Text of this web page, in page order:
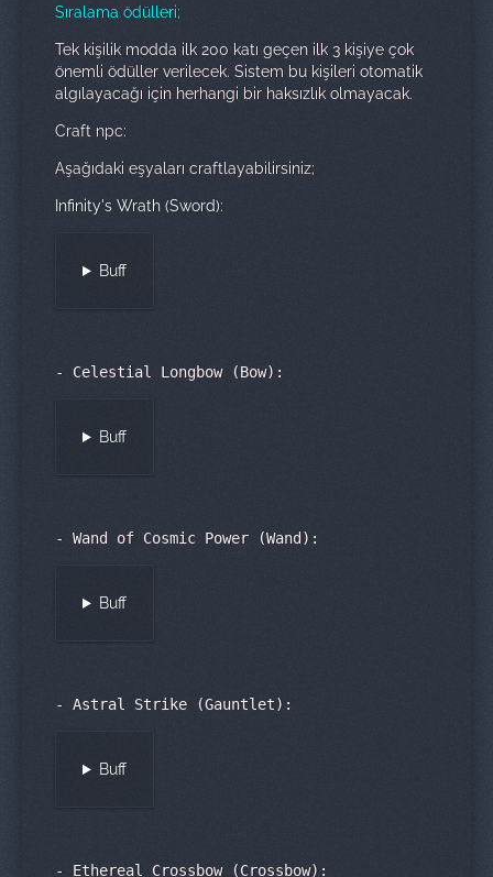
Sıralama ödülleri;
Tek kişilik modda ilk 200 katı geçen ilk 3 kişiye çok
önemli ödüller verilecek. Sistem bu kişileri otomatik
algılayacağı için herhangi bir haksızlık olmayacak.
Craft npc:
Aşağıdaki eşyaları craftlayabilirsiniz;
Infinity's Wrath (Sword):
Buff
- Celestial Longbow (Bow):
Buff
- Wand of Cosmic Power (Wand):
Buff
- Astral Strike (Gauntlet):
Buff
- Ethereal Crossbow (Crossbow):